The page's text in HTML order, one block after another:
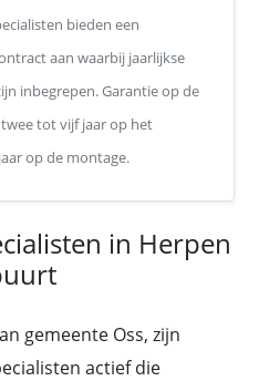
bieden een
aan waarbij jaarlijkse
inbegrepen. Garantie op de
tot vijf jaar op het
op de montage.
in Herpen
gemeente Oss, zijn
actief die